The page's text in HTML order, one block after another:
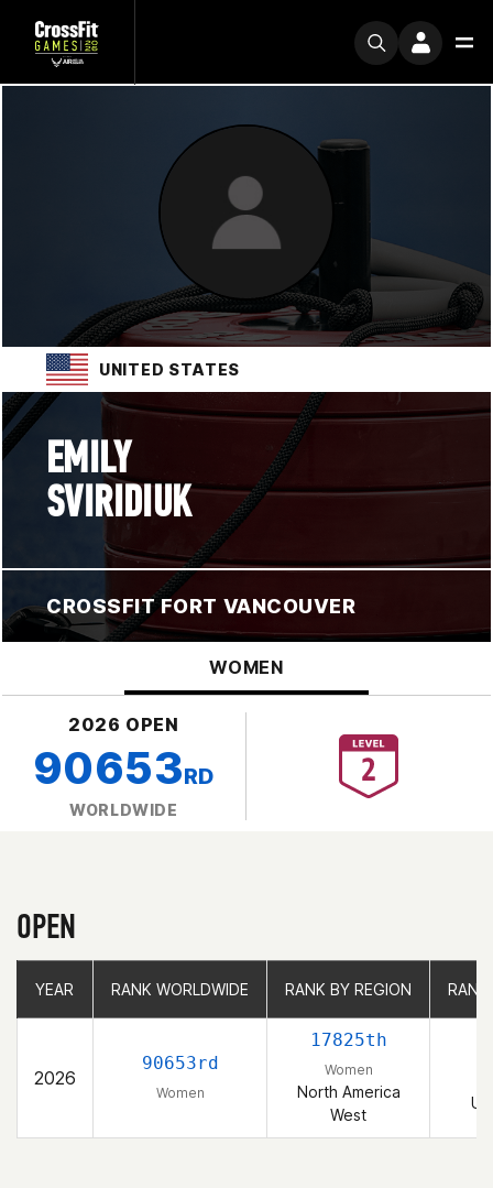
UNITED STATES
EMILY
SVIRIDIUK
CROSSFIT FORT VANCOUVER
WOMEN
2026 OPEN
90653RD
WORLDWIDE
OPEN
YEAR RANK WORLDWIDE RANK BY REGION
2026
90653rd
Women
17825th
Women
North America
West
YEAR RANK WORLDWIDE RANK BY REGION